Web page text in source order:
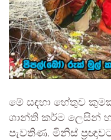
මේ සඳහා හේතුව
ශාන්ති කර්ම ලෙසින්
පැවතිණ. මිනිස්